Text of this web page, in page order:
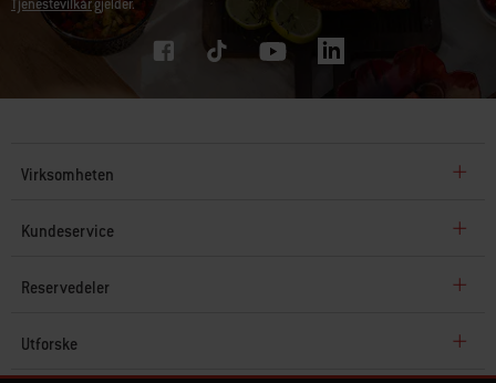
Tjenestevilkårgjelder.
Virksomheten
Kundeservice
Reservedeler
Utforske